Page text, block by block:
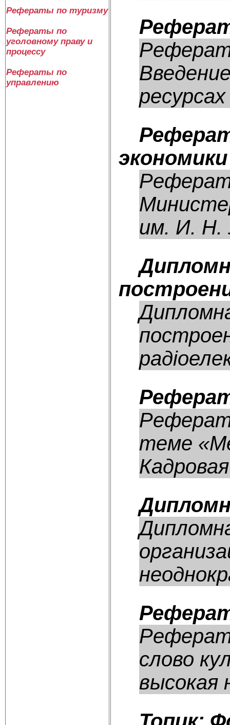
Рефераты по туризму
Рефераты по
уголовному праву и
процессу
Рефераты по
управлению
экономики
им. И. Н.
теме
слово
высокая